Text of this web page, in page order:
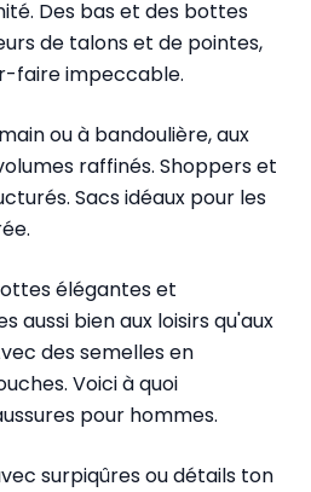
Des bas et des bottes
de talons et de pointes,
faire impeccable.
ou à bandoulière, aux
raffinés. Shoppers et
Sacs idéaux pour les
élégantes et
aussi bien aux loisirs qu'aux
des semelles en
Voici à quoi
pour hommes.
surpiqûres ou détails ton